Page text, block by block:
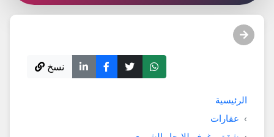
نسخ
الرئيسية
عقارات